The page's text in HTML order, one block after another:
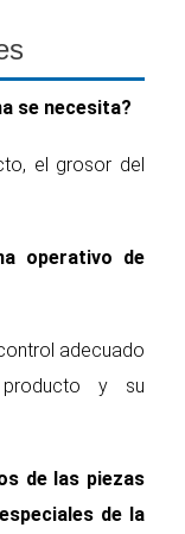
se necesita?
el grosor del
operativo de
adecuado
y su
de las piezas
de la